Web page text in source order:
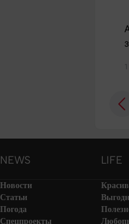
NEWS LIFE
Новости
Статьи
Погода
Спецпроекты